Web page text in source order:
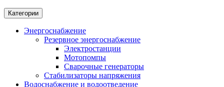
Категории
Энергоснабжение
Резервное энергоснабжение
Электростанции
Мотопомпы
Сварочные генераторы
Стабилизаторы напряжения
Водоснабжение и водоотведение